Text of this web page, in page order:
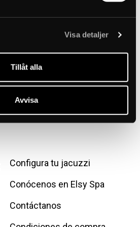
Visa detaljer
Tillåt alla
Avvisa
co wydłuża jego żywotność i
przepłukanie wodą. W celu
do czyszczenia filtrów, aby rozpuścić
Configura tu jacuzzi
Conócenos en Elsy Spa
Contáctanos